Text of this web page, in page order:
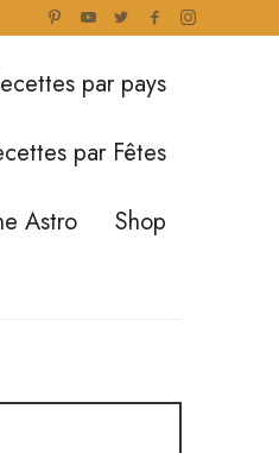
par pays
par Fêtes
Astro Shop